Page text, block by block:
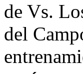
de Vs.
del